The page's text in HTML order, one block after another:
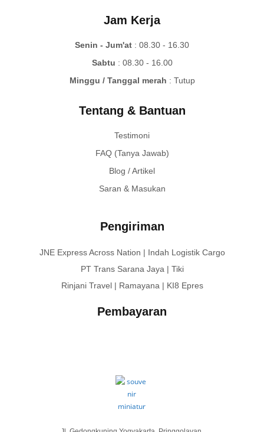
Jam Kerja
Senin - Jum'at : 08.30 - 16.30
Sabtu : 08.30 - 16.00
Minggu / Tanggal merah : Tutup
Tentang & Bantuan
Testimoni
FAQ (Tanya Jawab)
Blog / Artikel
Saran & Masukan
Pengiriman
JNE Express Across Nation | Indah Logistik Cargo
PT Trans Sarana Jaya | Tiki
Rinjani Travel | Ramayana | KI8 Epres
Pembayaran